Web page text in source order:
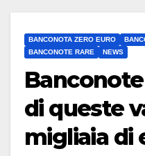
BANCONOTA ZERO EURO
BANCONOTE RARE
NEWS
di queste
migliaia di